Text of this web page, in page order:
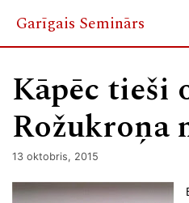
Skip
content
Garīgais Seminārs
Kāpēc
Rožukroņa
13 oktobris, 2015